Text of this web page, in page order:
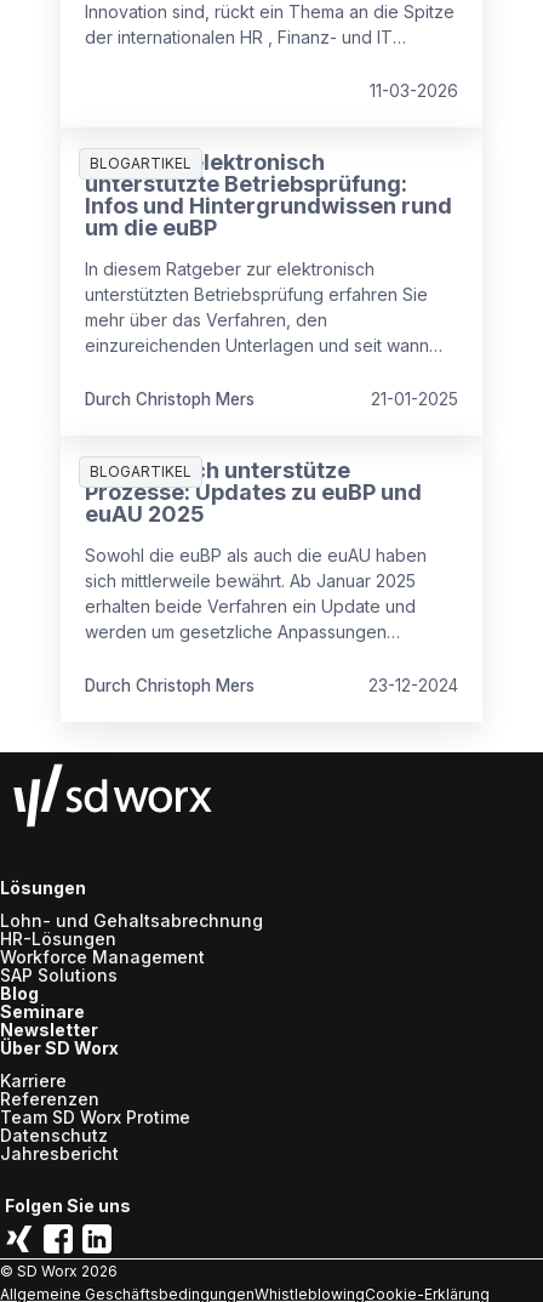
Innovation sind, rückt ein Thema an die Spitze
der internationalen HR , Finanz- und IT
11-03-2026
BLOGARTIKEL
Ratgeber elektronisch
unterstützte Betriebsprüfung:
Infos und Hintergrundwissen rund
um die euBP
In diesem Ratgeber zur elektronisch
unterstützten Betriebsprüfung erfahren Sie
mehr über das Verfahren, den
einzureichenden Unterlagen und seit wann
Arbeitgeber sich trotzdem noch von der
Durch Christoph Mers 21-01-2025
BLOGARTIKEL
Elektronisch unterstütze
Prozesse: Updates zu euBP und
euAU 2025
Sowohl die euBP als auch die euAU haben
sich mittlerweile bewährt. Ab Januar 2025
erhalten beide Verfahren ein Update und
werden um gesetzliche Anpassungen
Durch Christoph Mers 23-12-2024
Lösungen
Lohn- und Gehaltsabrechnung
HR-Lösungen
Workforce Management
SAP Solutions
Blog
Seminare
Newsletter
Über SD Worx
Karriere
Referenzen
Team SD Worx Protime
Datenschutz
Jahresbericht
Folgen Sie uns
© SD Worx 2026
Allgemeine GeschäftsbedingungenWhistleblowingCookie-Erklärung